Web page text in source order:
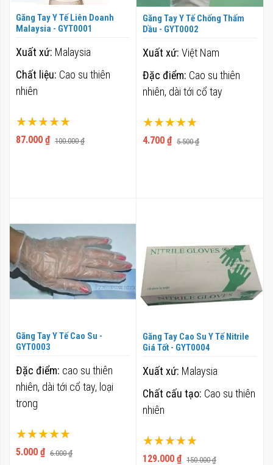
Găng Tay Y Tế Liên Doanh
Malaysia - GYT0001
Xếp hạng:
100%
87.000 ₫ 100.000 ₫
Xuất xứ: Malaysia
Chất liệu: Cao su thiên
nhiên
Găng Tay Y Tế Chống Thấm
Dầu - GYT0002
Xếp hạng:
100%
4.700 ₫ 5.500 ₫
Xuất xứ: Việt Nam
Đặc điểm: Cao su thiên
nhiên, dài tới cổ tay
Găng Tay Y Tế Cao Su -
GYT0003
Xếp hạng:
100%
5.000 ₫ 6.000 ₫
Đặc điểm: cao su thiên
nhiên, dài tới cổ tay, loại
trong
Găng Tay Cao Su Y Tế Nitrile
Giá Tốt - GYT0004
Xếp hạng:
100%
129.000 ₫ 150.000 ₫
Xuất xứ: Malaysia
Chất cấu tạo: Cao su thiên
nhiên